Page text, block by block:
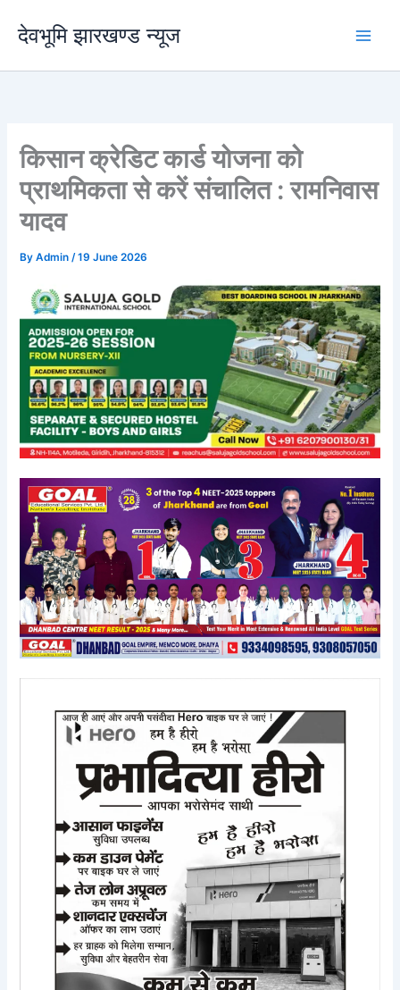
content
देवभूमि झारखण्ड न्यूज
किसान क्रेडिट कार्ड योजना को
प्राथमिकता से करें संचालित : रामनिवास
यादव
ByAdmin/19 June 2026